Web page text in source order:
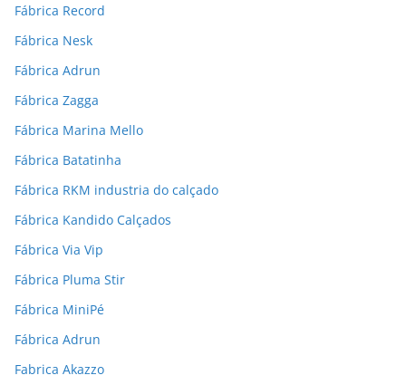
Fábrica Record
Fábrica Nesk
Fábrica Adrun
Fábrica Zagga
Fábrica Marina Mello
Fábrica Batatinha
Fábrica RKM industria do calçado
Fábrica Kandido Calçados
Fábrica Via Vip
Fábrica Pluma Stir
Fábrica MiniPé
Fábrica Adrun
Fabrica Akazzo